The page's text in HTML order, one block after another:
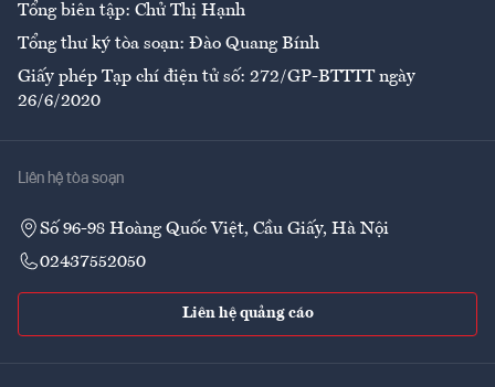
Tổng biên tập: Chử Thị Hạnh
Tổng thư ký tòa soạn: Đào Quang Bính
Giấy phép Tạp chí điện tử số: 272/GP-BTTTT ngày
26/6/2020
Liên hệ tòa soạn
Số 96-98 Hoàng Quốc Việt, Cầu Giấy, Hà Nội
02437552050
Liên hệ quảng cáo